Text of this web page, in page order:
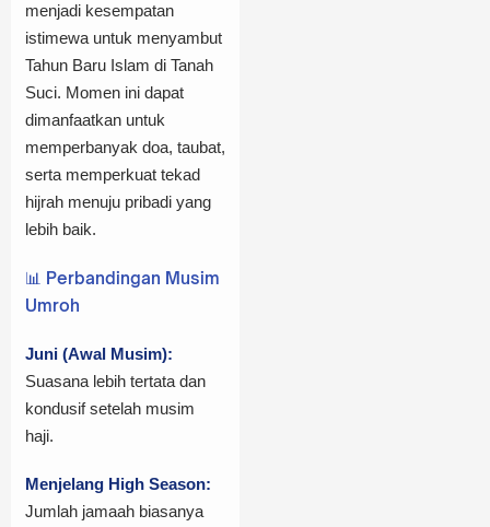
menjadi kesempatan
istimewa untuk menyambut
Tahun Baru Islam di Tanah
Suci. Momen ini dapat
dimanfaatkan untuk
memperbanyak doa, taubat,
serta memperkuat tekad
hijrah menuju pribadi yang
lebih baik.
📊 Perbandingan Musim
Umroh
Juni (Awal Musim):
Suasana lebih tertata dan
kondusif setelah musim
haji.
Menjelang High Season:
Jumlah jamaah biasanya